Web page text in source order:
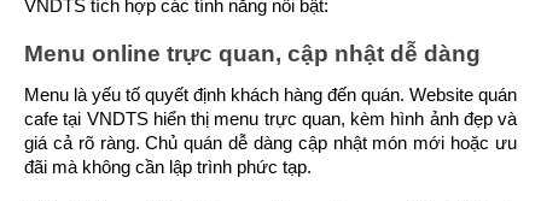
VNDTS tích hợp các tính năng nổi bật:
Menu online trực quan, cập nhật dễ dàng
Menu là yếu tố quyết định khách hàng đến quán. Website quán
cafe tại VNDTS hiển thị menu trực quan, kèm hình ảnh đẹp và
giá cả rõ ràng. Chủ quán dễ dàng cập nhật món mới hoặc ưu
đãi mà không cần lập trình phức tạp.